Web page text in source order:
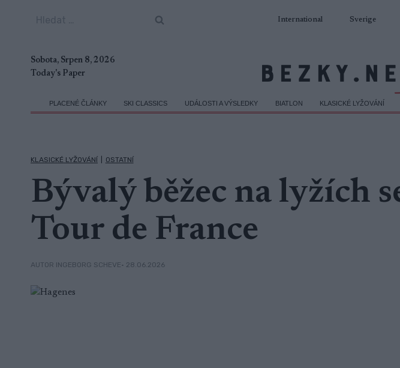
International Sverige
Sobota, Srpen 8, 2026
Today's Paper
PLACENÉ ČLÁNKY SKI CLASSICS UDÁLOSTI A VÝSLEDKY BIATLON KLASICKÉ LYŽOVÁNÍ
KLASICKÉ LYŽOVÁNÍ OSTATNÍ
Bývalý běžec na lyžích
Tour de France
AUTOR INGEBORG SCHEVE• 28.06.2026